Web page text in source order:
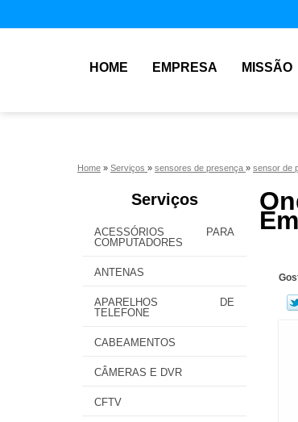
HOME EMPRESA MISSÃO
Home » Serviços » sensores de presença » sensor de
Serviços
ACESSÓRIOS PARA
COMPUTADORES
ANTENAS
APARELHOS DE
TELEFONE
CABEAMENTOS
CÂMERAS E DVR
CFTV